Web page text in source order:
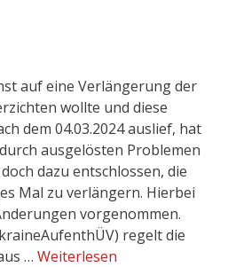
auf eine Verlängerung der
wollte und diese
dem 04.03.2024 auslief, hat
ausgelösten Problemen
dazu entschlossen, die
Mal zu verlängern. Hierbei
vorgenommen.
regelt die
… Weiterlesen